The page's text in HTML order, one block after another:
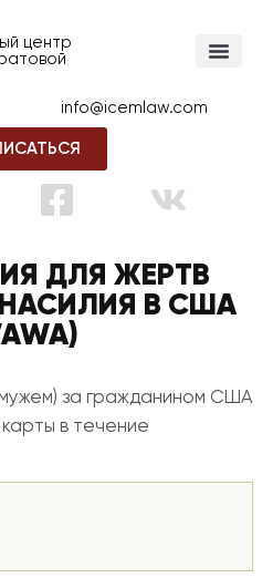
центр
info@icemlaw.com
ДЛЯ ЖЕРТВ
В США
за гражданином США
в течение